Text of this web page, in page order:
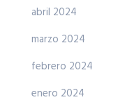
abril 2024
marzo 2024
febrero 2024
enero 2024